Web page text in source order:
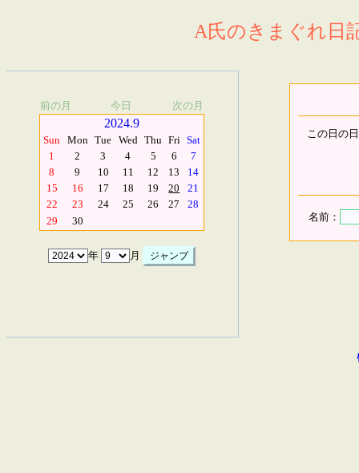
A氏のきまぐれ日
前の月 今日 次の月
2024.9
Sun Mon Tue Wed Thu Fri Sat
1
2 3 4 5 6
7
8
9 10 11 12 13
14
15
16 17 18 19 20
21
22
23 24 25 26 27
28
29
30
年 月
この日の
名前：